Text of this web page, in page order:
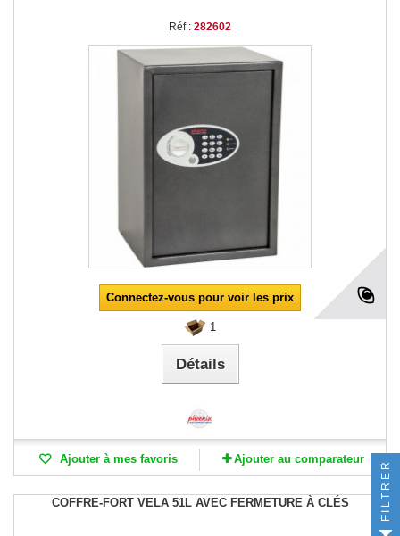
Réf : 282602
Connectez-vous pour voir les prix
1
Détails
Ajouter à mes favoris Ajouter au comparateur
COFFRE-FORT VELA 51L AVEC FERMETURE À CLÉS FILTRER